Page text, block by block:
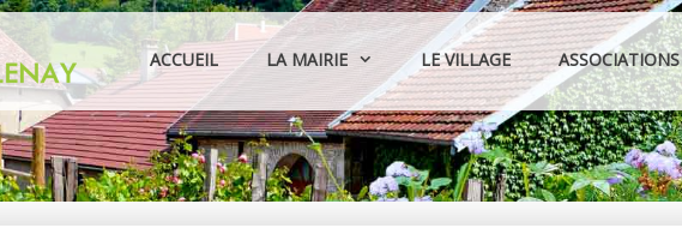
ACCUEIL LA MAIRIE LE VILLAGE ASSOCIATIONS